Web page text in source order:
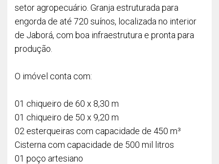
setor agropecuário. Granja estruturada para
engorda de até 720 suínos, localizada no interior
de Jaborá, com boa infraestrutura e pronta para
produção.
O imóvel conta com:
01 chiqueiro de 60 x 8,30 m
01 chiqueiro de 50 x 9,20 m
02 esterqueiras com capacidade de 450 m³
Cisterna com capacidade de 500 mil litros
01 poço artesiano